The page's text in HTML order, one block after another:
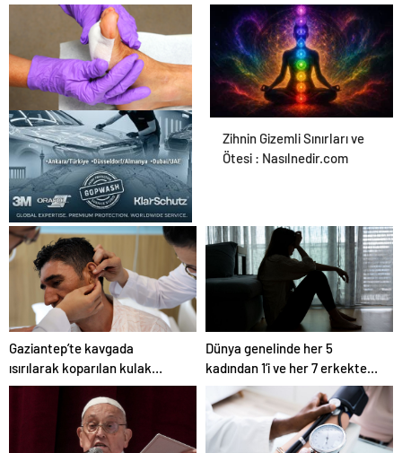
Ortopodoloji İle Diyabetik
Ayak Yarası Tedavisi
Zihnin Gizemli Sınırları ve
Ötesi : Nasılnedir.com
UETDS Nedir ? Uetds.com
İle Akıllı Dijital Taşımacılık
Yazılımı
Gaziantep’te kavgada
ısırılarak koparılan kulak
memesi yerine dikildi
Dünya genelinde her 5
kadından 1’i ve her 7 erkekten
1’i çocukluğunda cinsel
şiddete uğruyor: Araştırma